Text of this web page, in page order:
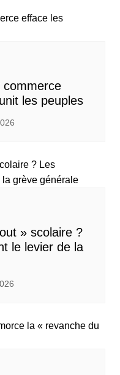
commerce
les peuples
» scolaire ?
le levier de la